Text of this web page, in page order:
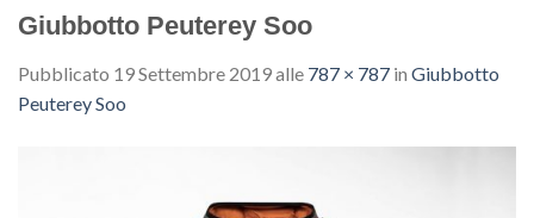
Giubbotto Peuterey Soo
Pubblicato 19 Settembre 2019alle 787 × 787 in Giubbotto
Peuterey Soo